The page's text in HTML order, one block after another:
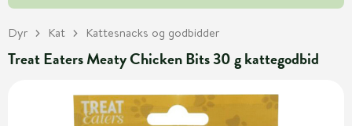
Dyr Kat Kattesnacks og godbidder
Treat Eaters Meaty Chicken Bits 30 g kattegodbid